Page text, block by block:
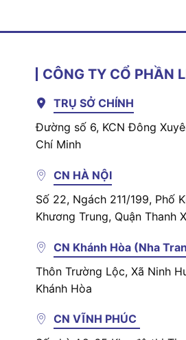
CÔNG TY CỔ PHẦN
TRỤ SỞ CHÍNH
Đường số 6, KCN Đông
Chí Minh
CN HÀ NỘI
Số 22, Ngách 211/199, Phố
Khương Trung, Quận Thanh
CN Khánh Hòa (Nha
Thôn Trường Lộc, Xã Ninh
Khánh Hòa
CN VĨNH PHÚC